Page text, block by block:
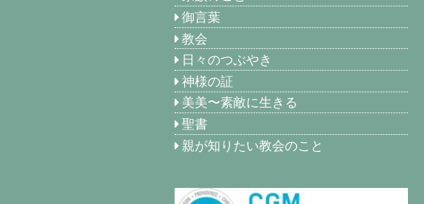
御言葉
教会
日々のつぶやき
神様の証
美美〜素敵に生きる
聖書
親が知りたい教会のこと